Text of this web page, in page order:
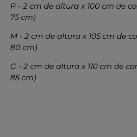
P - 2 cm de altura x 100 cm de
75 cm)
M - 2 cm de altura x 105 cm de
80 cm)
G - 2 cm de altura x 110 cm de
85 cm)